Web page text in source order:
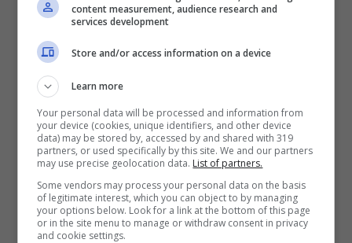
streaming, attraverso l’applicazione Sky Go,
disponibile in versione Android e iOS, per la
visione via smartphone, tablet o personal
computer. Infine l’ultimo modo, la
piattaforma streaming Now Tv, che
necessita anche in questo caso di un
abbonamento.
content measurement, audience research and
services development
Store and/or access information on a device
Learn more
Your personal data will be processed and information from
your device (cookies, unique identifiers, and other device
data) may be stored by, accessed by and shared with 319
partners, or used specifically by this site. We and our partners
may use precise geolocation data. List of partners.
Some vendors may process your personal data on the basis
of legitimate interest, which you can object to by managing
your options below. Look for a link at the bottom of this page
or in the site menu to manage or withdraw consent in privacy
and cookie settings.